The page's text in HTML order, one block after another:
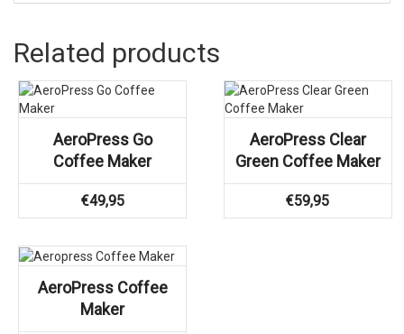
Related products
AeroPress Go
Coffee Maker
€49,95
AeroPress Clear
Green Coffee Maker
€59,95
AeroPress Coffee
Maker